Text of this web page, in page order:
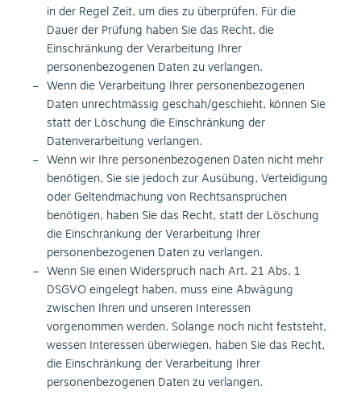
in der Regel Zeit, um dies zu überprüfen. Für die
Dauer der Prüfung haben Sie das Recht, die
Einschränkung der Verarbeitung Ihrer
personenbezogenen Daten zu verlangen.
Wenn die Verarbeitung Ihrer personenbezogenen
Daten unrechtmässig geschah/geschieht, können Sie
statt der Löschung die Einschränkung der
Datenverarbeitung verlangen.
Wenn wir Ihre personenbezogenen Daten nicht mehr
benötigen, Sie sie jedoch zur Ausübung, Verteidigung
oder Geltendmachung von Rechtsansprüchen
benötigen, haben Sie das Recht, statt der Löschung
die Einschränkung der Verarbeitung Ihrer
personenbezogenen Daten zu verlangen.
Wenn Sie einen Widerspruch nach Art. 21 Abs. 1
DSGVO eingelegt haben, muss eine Abwägung
zwischen Ihren und unseren Interessen
vorgenommen werden. Solange noch nicht feststeht,
wessen Interessen überwiegen, haben Sie das Recht,
die Einschränkung der Verarbeitung Ihrer
personenbezogenen Daten zu verlangen.